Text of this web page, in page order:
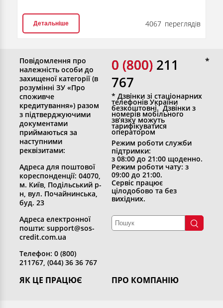
Детальніше 4067 переглядів
ЯК ЦЕ ПРАЦЮЄ ПРО КОМПАНІЮ
Повідомлення про
належність особи до
захищеної категорії (в
розумінні ЗУ «Про
споживче
кредитування») разом
з підтверджуючими
документами
приймаються за
наступними
реквізитами:
Адреса для поштової
кореспонденції: 04070,
м. Київ, Подільський р-
н, вул. Почайнинська,
буд. 23
Адреса електронної
пошти: support@sos-
credit.com.ua
Телефон: 0 (800)
211767, (044) 36 36 767
0 (800)
0 (800) 211
767
* Дзвінки зі стаціонарних
телефонів України
безкоштовні. Дзвінки з
номерів мобільного
зв’язку можуть
тарифікуватися
оператором
Режим роботи служби
підтримки:
з 08:00 до 21:00 щоденно.
Режим роботи чату: з
09:00 до 21:00.
Сервіс працює
цілодобово та без
вихідних.